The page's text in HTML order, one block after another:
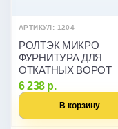
АРТИКУЛ: 1204
РОЛТЭК МИКРО
ФУРНИТУРА ДЛЯ
ОТКАТНЫХ ВОРОТ
6 238 р.
В корзину